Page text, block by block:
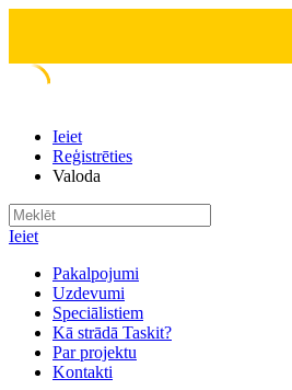
Ieiet
Reģistrēties
Valoda
Ieiet
Pakalpojumi
Uzdevumi
Speciālistiem
Kā strādā Taskit?
Par projektu
Kontakti